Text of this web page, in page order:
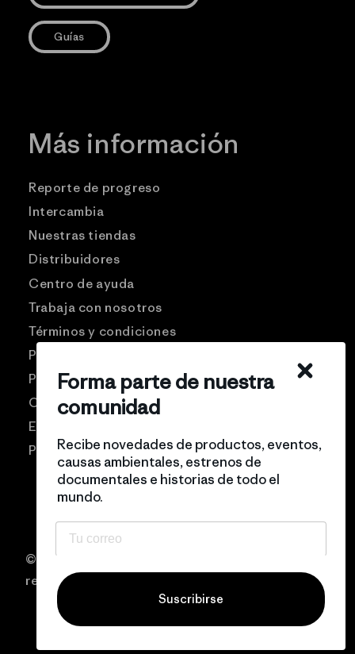
Guías
Más información
Reporte de progreso
Intercambia
Nuestras tiendas
Distribuidores
Centro de ayuda
Trabaja con nosotros
Términos y condiciones
Patagonia USA
Preguntas frecuentes
Comunidad Pro
Eventos
Politicas de privacidad
© 2026 Patagonia Chile Todos los derechos
reservados
Forma parte de nuestra
comunidad
Recibe novedades de productos, eventos,
causas ambientales, estrenos de
documentales e historias de todo el
mundo.
Suscribirse